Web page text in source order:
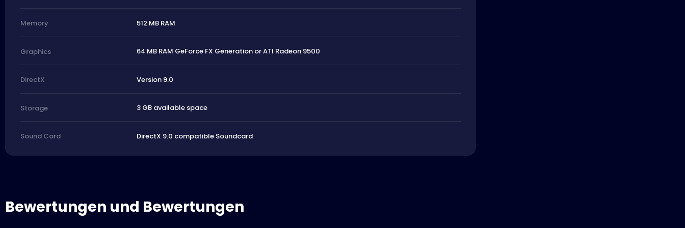
Memory 512 MB RAM
Graphics 64 MB RAM GeForce FX Generation or ATI Radeon 9500
DirectX Version 9.0
Storage 3 GB available space
Sound Card DirectX 9.0 compatible Soundcard
Bewertungen und Bewertungen